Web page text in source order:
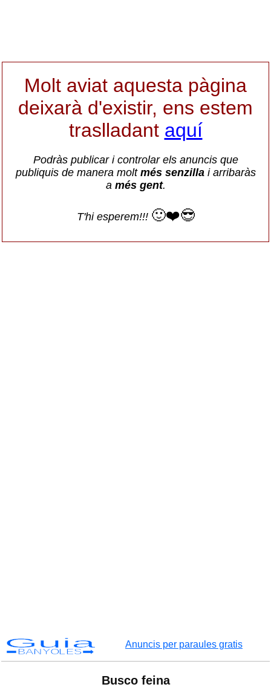
Molt aviat aquesta pàgina
deixarà d'existir, ens estem
traslladant aquí
Podràs publicar i controlar els anuncis que
publiquis de manera molt més senzillai arribaràs
a més gent.
T'hi esperem!!! 🙂❤️😎
Guia
BANYOLES
Anuncis per paraules gratis
Busco feina